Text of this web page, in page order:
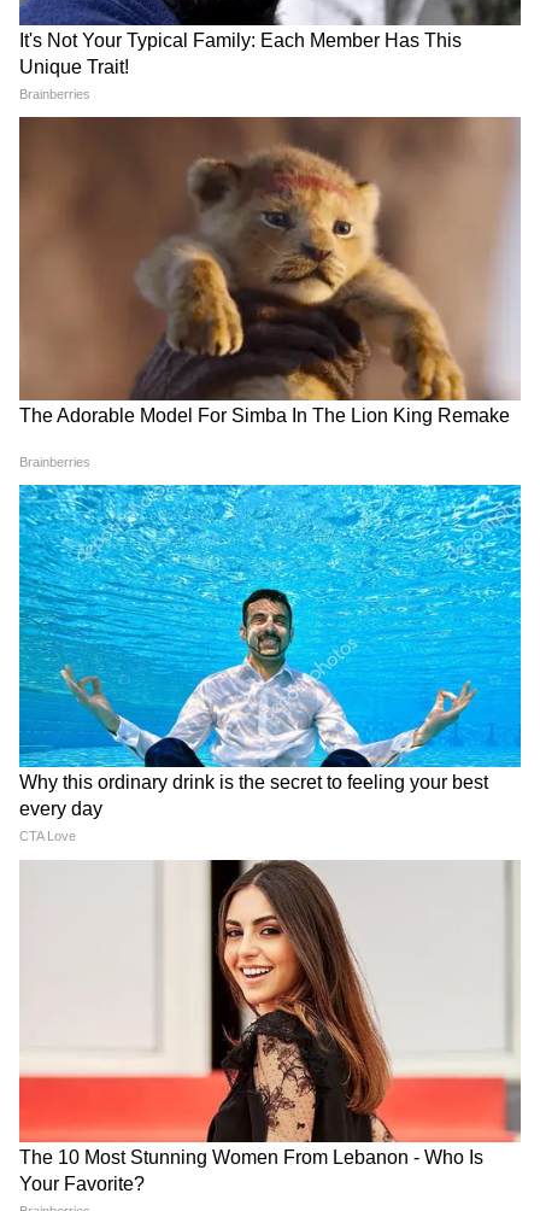
Meta Employee: 'नौकरी जाने के
डर से बच्चे पैदा नहीं करूंगी', महिला
जॉब थी लेकिन कोई करने को तैयार
नहीं! HR की बात सुनकर खिसक गई
पैरों तले जमीन
LATEST VIDEOS
Atiq Ahmed के बेटे की मौत पर घर पहुंचे
Akhilesh Yadav के विधायक, जमकर हो रही
फजीहत!
समुद्र की तरह क्यों हिल रहा था मोरबी के कुएं का
पानी? खुल गया सबसे बड़ा राज